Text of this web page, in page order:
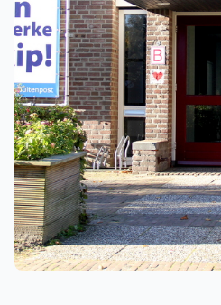
Ons
aanbod
Over
de
NVBS
Wegwijzer
Mijn
NVBS